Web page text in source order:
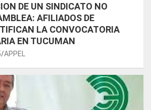
DE UN SINDICATO NO
AFILIADOS DE
LA CONVOCATORIA
EN TUCUMAN
APPEL